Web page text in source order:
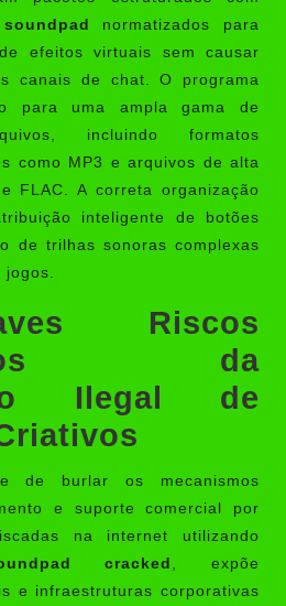
normatizados para
efeitos virtuais sem causar
canais de chat. O programa
para uma ampla gama de
incluindo formatos
como MP3 e arquivos de alta
FLAC. A correta organização
inteligente de botões
de trilhas sonoras complexas
Riscos
da
Ilegal de
de burlar os mecanismos
e suporte comercial por
na internet utilizando
cracked
, expõe
e infraestruturas corporativas